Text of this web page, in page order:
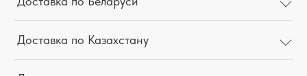
Доставка по Казахстану